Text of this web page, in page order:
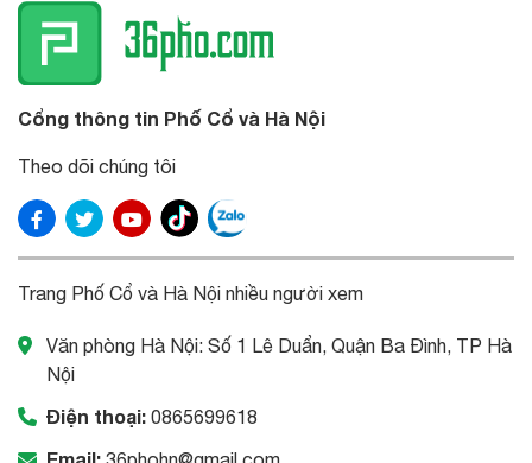
Cổng thông tin Phố Cổ và Hà Nội
Theo dõi chúng tôi
Trang Phố Cổ và Hà Nội nhiều người xem
Văn phòng Hà Nội: Số 1 Lê Duẩn, Quận Ba Đình, TP Hà
Nội
Điện thoại: 0865699618